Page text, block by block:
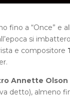
fino a “Once” e
si
e compositore
Annette Olson
detto), almeno